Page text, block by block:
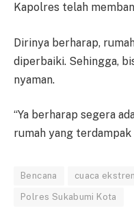
Kapolres telah
Dirinya berharap,
diperbaiki. Sehingga,
nyaman.
“Ya berharap segera
rumah yang terdampak
Bencana cuaca
Polres Sukabumi Kota